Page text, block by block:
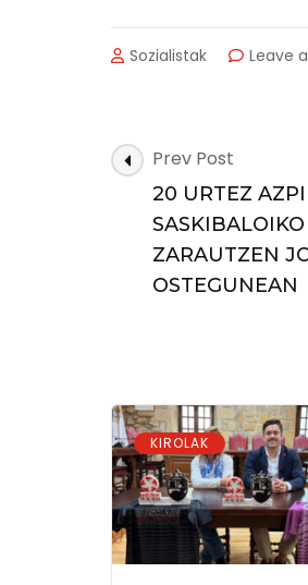
Sozialistak Leave
Post
Navigation
Prev Post
20 URTEZ
ZARAUTZEN
OSTEGUNEAN
KIROLAK